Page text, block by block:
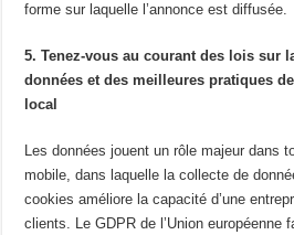
forme sur laquelle l’annonce est diffusée.
5. Tenez-vous au courant des lois sur
données et des meilleures pratiques
local
Les données jouent un rôle majeur dans
mobile, dans laquelle la collecte de
cookies améliore la capacité d’une
clients. Le GDPR de l’Union européenne